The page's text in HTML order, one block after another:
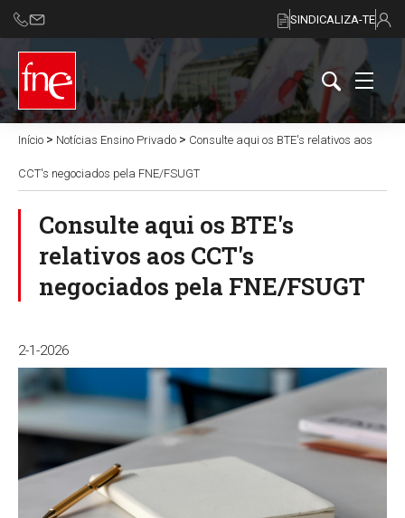
SINDICALIZA-TE
Início > Notícias Ensino Privado > Consulte aqui os BTE's relativos aos
CCT's negociados pela FNE/FSUGT
Consulte aqui os BTE's
relativos aos CCT's
negociados pela FNE/FSUGT
2-1-2026